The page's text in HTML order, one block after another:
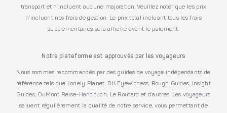
transport et n’incluent aucune majoration. Veuillez noter que les prix
n’incluent nos frais de gestion. Le prix total incluant tous les frais
supplémentaires sera affiché avant le paiement.
Notre plateforme est approuvée par les voyageurs
Nous sommes recommandés par des guides de voyage indépendants de
référence tels que Lonely Planet, DK Eyewitness, Rough Guides, Insight
Guides, DuMont Reise-Handbuch, Le Routard et d’autres. Les voyageurs
saluent régulièrement la qualité de notre service, vous permettant de